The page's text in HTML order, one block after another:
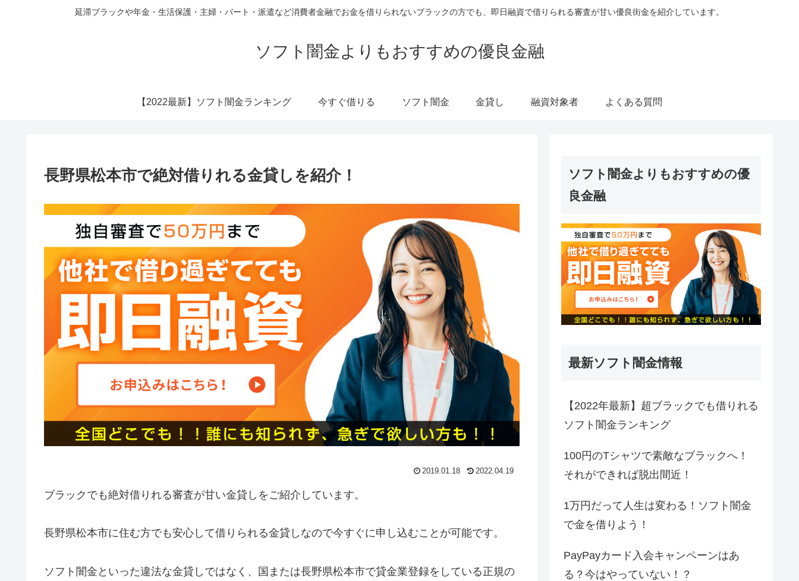
延滞ブラックや年金・生活保護・主婦・パート・派遣など消費者金融でお金を借りられないブラックの方でも、即日融資で借りられる審査が甘い優良街金を紹介しています。
ソフト闇金よりもおすすめの優良金融
【2022最新】ソフト闇金ランキング 今すぐ借りる ソフト闇金 金貸し 融資対象者 よくある質問
長野県松本市で絶対借りれる金貸しを紹介！
2019.01.18 2022.04.19
ブラックでも絶対借りれる審査が甘い金貸しをご紹介しています。
長野県松本市に住む方でも安心して借りられる金貸しなので今すぐに申し込むことが可能です。
ソフト闇金といった違法な金貸しではなく、国または長野県松本市で貸金業登録をしている正規の
ソフト闇金よりもおすすめの優
良金融
最新ソフト闇金情報
【2022年最新】超ブラックでも借りれる
ソフト闇金ランキング
100円のTシャツで素敵なブラックへ！
それができれば脱出間近！
1万円だって人生は変わる！ソフト闇金
で金を借りよう！
PayPayカード入会キャンペーンはあ
る？今はやっていない！？